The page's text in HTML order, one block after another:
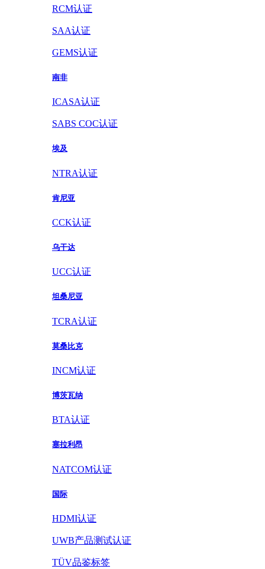
RCM认证
SAA认证
GEMS认证
南非
ICASA认证
SABS COC认证
埃及
NTRA认证
肯尼亚
CCK认证
乌干达
UCC认证
坦桑尼亚
TCRA认证
莫桑比克
INCM认证
博茨瓦纳
BTA认证
塞拉利昂
NATCOM认证
国际
HDMI认证
UWB产品测试认证
TÜV品鉴标签